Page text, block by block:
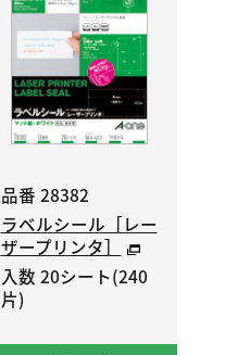
品番 28382
ラベルシール［レー
ザープリンタ］
入数 20シート(240
片)